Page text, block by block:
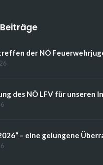
der NÖ
des NÖ LFV für unseren
– eine gelungene